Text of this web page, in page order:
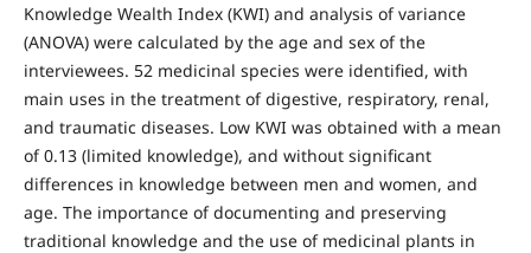
Knowledge Wealth Index (KWI) and analysis of variance
(ANOVA) were calculated by the age and sex of the
interviewees. 52 medicinal species were identified, with
main uses in the treatment of digestive, respiratory, renal,
and traumatic diseases. Low KWI was obtained with a mean
of 0.13 (limited knowledge), and without significant
differences in knowledge between men and women, and
age. The importance of documenting and preserving
traditional knowledge and the use of medicinal plants in